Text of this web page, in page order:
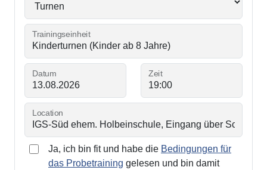
Trainingseinheit
Datum Zeit
Location
Ja, ich bin fit und habe die Bedingungen für
das Probetraining gelesen und bin damit